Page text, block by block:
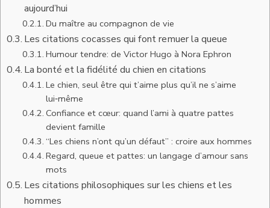
aujourd’hui
Du maître au compagnon de vie
Les citations cocasses qui font remuer la queue
Humour tendre: de Victor Hugo à Nora Ephron
La bonté et la fidélité du chien en citations
Le chien, seul être qui t’aime plus qu’il ne s’aime
lui‑même
Confiance et cœur: quand l’ami à quatre pattes
devient famille
“Les chiens n’ont qu’un défaut” : croire aux hommes
Regard, queue et pattes: un langage d’amour sans
mots
Les citations philosophiques sur les chiens et les
hommes